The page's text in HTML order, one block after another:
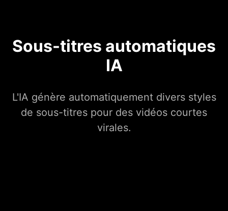
Sous-titres automatiques
IA
L'IA génère automatiquement divers styles
de sous-titres pour des vidéos courtes
virales.